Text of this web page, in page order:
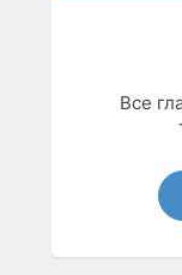
Все